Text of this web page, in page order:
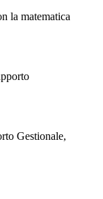
la matematica
Gestionale,